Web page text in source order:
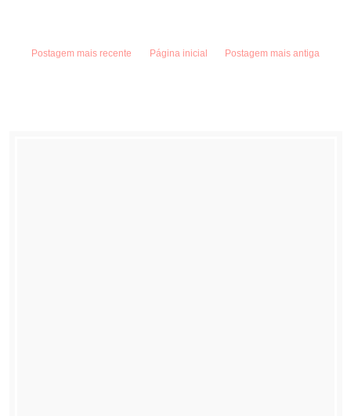
Postagem mais recente Postagem mais antiga
Página inicial